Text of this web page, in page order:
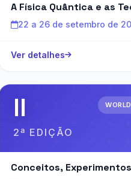
A Física Quântica e as
22 a 26 de setembro de
Ver detalhes
II
2ª EDIÇÃO
Conceitos,